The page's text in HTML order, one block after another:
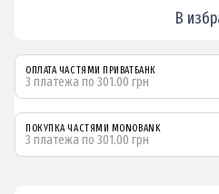
В
ОПЛАТА ЧАСТЯМИ ПРИВАТБАНК
3 платежа по 301.00 грн
ПОКУПКА ЧАСТЯМИ MONOBANK
3 платежа по 301.00 грн